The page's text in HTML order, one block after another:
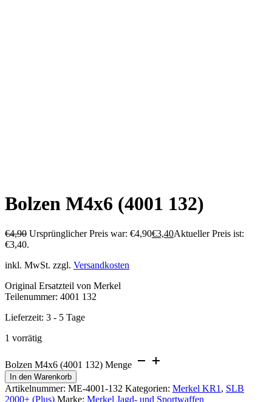
Bolzen M4x6 (4001 132)
€4,90 Ursprünglicher Preis war: €4,90€3,40Aktueller Preis ist:
€3,40.
inkl. MwSt. zzgl. Versandkosten
Original Ersatzteil von Merkel
Teilenummer: 4001 132
Lieferzeit: 3 - 5 Tage
1 vorrätig
Bolzen M4x6 (4001 132) Menge
In den Warenkorb
Artikelnummer: ME-4001-132 Kategorien: Merkel KR1 , SLB
2000+ (Plus) Marke: Merkel Jagd- und Sportwaffen